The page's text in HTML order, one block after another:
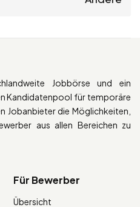
Jobbörse und ein
Kandidatenpool für temporäre
Jobanbieter die Möglichkeiten,
aus allen Bereichen zu
Für Bewerber
Übersicht